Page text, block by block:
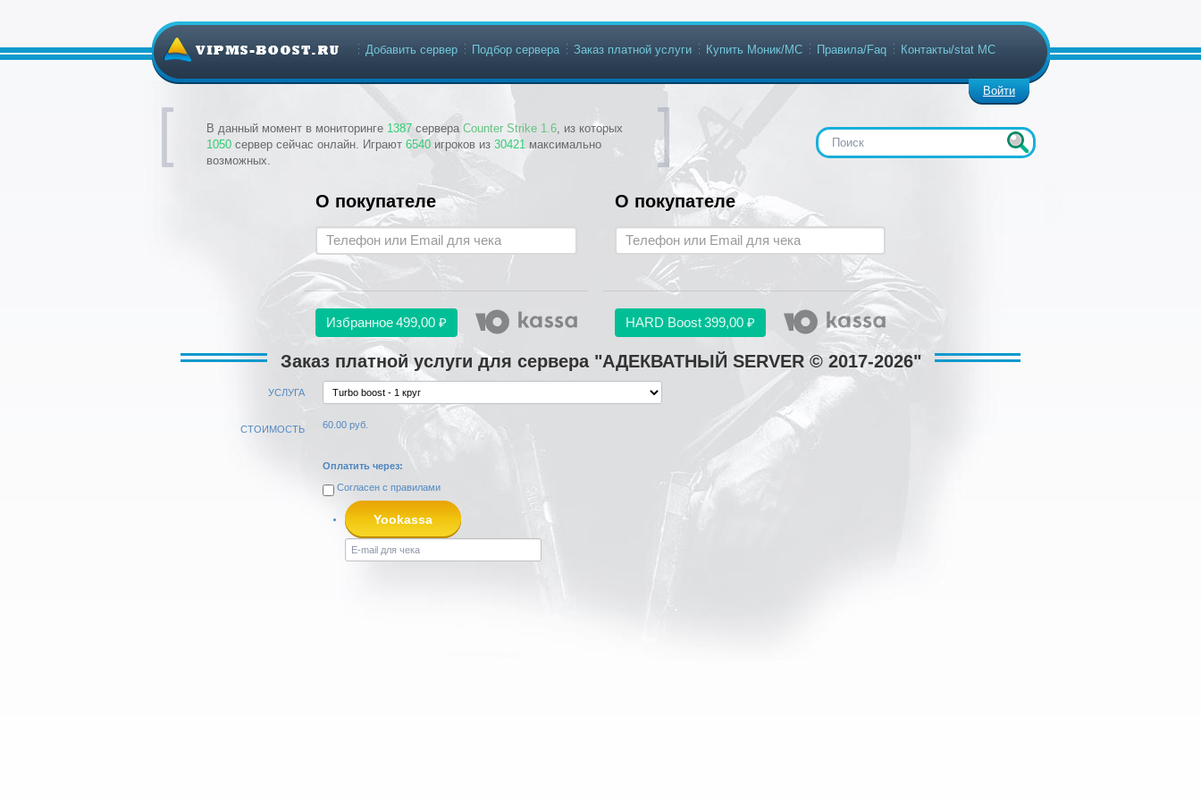
В данный момент в мониторинге 1387 сервера Counter Strike 1.6, из которых
1050 сервер сейчас онлайн. Играют 6540 игроков из 30421 максимально
возможных.
Войти
Добавить сервер Подбор сервера Заказ платной услуги Купить Моник/МС Правила/Faq Контакты/stat МС
О покупателе
Избранное499,00 ₽
О покупателе
HARD Boost399,00 ₽
Заказ платной услуги для сервера "АДЕКВАТНЫЙ SERVER © 2017-2026"
УСЛУГА
СТОИМОСТЬ 60.00 руб.
Оплатить через:
Согласен с правилами
Yookassa